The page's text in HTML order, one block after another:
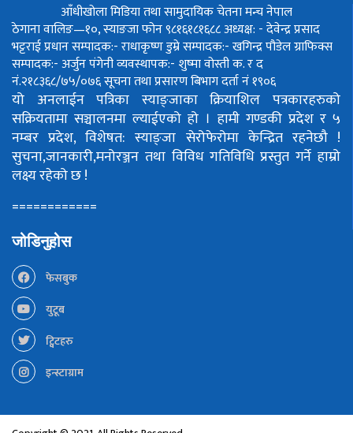
आँधीखोला मिडिया तथा सामुदायिक चेतना मन्च नेपाल
ठेगाना वालिङ—१०, स्याङजा फोन ९८१६१८१६८८अध्यक्ष: - देवेन्द्र प्रसाद
भट्टराईप्रधान सम्पादक:- राधाकृष्ण डुम्रेसम्पादक:- खगिन्द्र पौडेलग्राफिक्स
सम्पादक:- अर्जुन पंगेनीव्यवस्थापक:- शुष्मा वोस्तीक. र द
नं.२१८३६८/७५/०७६सूचना तथा प्रसारण बिभाग दर्ता नं १९०६
यो अनलाईन पत्रिका स्याङ्जाका क्रियाशिल पत्रकारहरुको
सक्रियतामा सञ्चालनमा ल्याईएको हो । हामी गण्डकी प्रदेश र ५
नम्बर प्रदेश, विशेषत: स्याङ्जा सेरोफेरोमा केन्द्रित रहनेछौ !
सुचना,जानकारी,मनोरञ्जन तथा विविध गतिविधि प्रस्तुत गर्ने हाम्रो
लक्ष्य रहेको छ !
============
जोडिनुहोस
फेसबुक
युटूब
ट्विटहरु
इन्स्टाग्राम